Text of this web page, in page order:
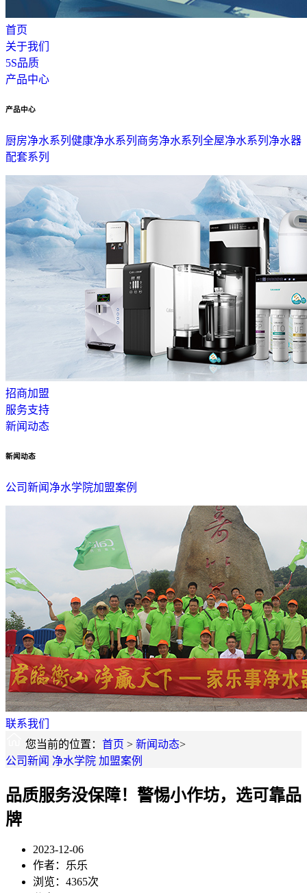
首页
关于我们
5S品质
产品中心
产品中心
厨房净水系列 健康净水系列 商务净水系列 全屋净水系列 净水器
配套系列
招商加盟
服务支持
新闻动态
新闻动态
公司新闻 净水学院加盟案例
联系我们
您当前的位置： 首页 > 新闻动态>
公司新闻 净水学院 加盟案例
品质服务没保障！警惕小作坊，选可靠品
牌
2023-12-06
作者：乐乐
浏览：4365次